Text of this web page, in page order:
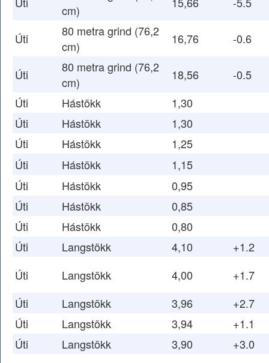
cm)
Úti
80 metra grind (76,2
cm)
16,76 -0.6
Úti
80 metra grind (76,2
cm)
18,56
-0.5
Úti
Hástökk
1,30
Úti
Hástökk
1,30
Úti
Hástökk
1,25
Úti
Hástökk
1,15
Úti
Hástökk
0,95
Úti
Hástökk
0,85
Úti
Hástökk
0,80
Úti
Langstökk 4,10
+1.2
Úti
Langstökk 4,00
+1.7
Úti
Langstökk 3,96
+2.7
Úti
Langstökk 3,94
+1.1
Úti
Langstökk 3,90
+3.0